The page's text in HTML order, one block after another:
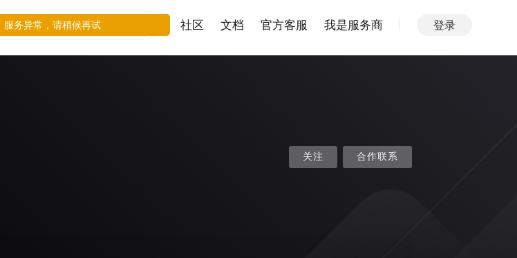
社区 文档 官方客服 我是服务商 登录
关注 合作联系
服务异常，请稍候再试